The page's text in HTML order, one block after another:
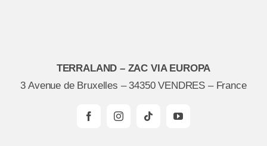
TERRALAND – ZAC VIA EUROPA
3 Avenue de Bruxelles – 34350 VENDRES – France